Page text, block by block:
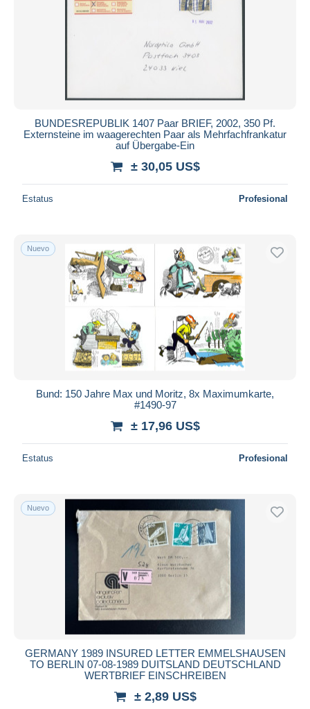
BUNDESREPUBLIK 1407 Paar BRIEF, 2002, 350 Pf.
Externsteine im waagerechten Paar als Mehrfachfrankatur
auf Übergabe-Ein
± 30,05 US$
Estatus Profesional
Nuevo
Bund: 150 Jahre Max und Moritz, 8x Maximumkarte,
#1490-97
± 17,96 US$
Estatus Profesional
Nuevo
GERMANY 1989 INSURED LETTER EMMELSHAUSEN
TO BERLIN 07-08-1989 DUITSLAND DEUTSCHLAND
WERTBRIEF EINSCHREIBEN
± 2,89 US$